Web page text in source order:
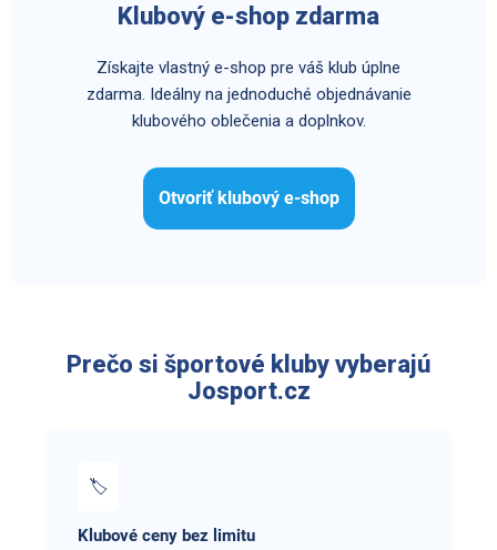
Klubový e-shop zdarma
Získajte vlastný e-shop pre váš klub úplne
zdarma. Ideálny na jednoduché objednávanie
klubového oblečenia a doplnkov.
Otvoriť klubový e-shop
Prečo si športové kluby vyberajú
Josport.cz
🏷️
Klubové ceny bez limitu